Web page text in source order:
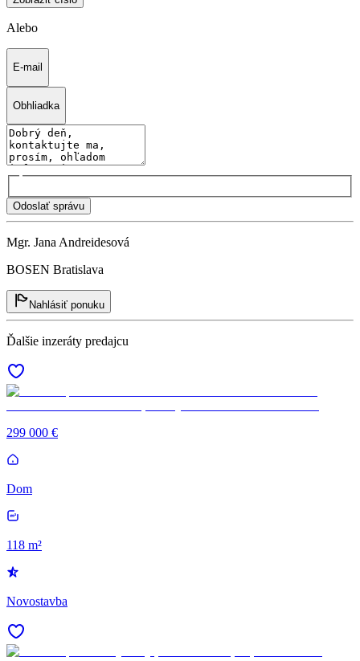
Alebo
E-mail
Obhliadka
Odoslať správu
Mgr. Jana Andreidesová
BOSEN Bratislava
Nahlásiť ponuku
Ďalšie inzeráty predajcu
299 000 €
Dom
118 m²
Novostavba